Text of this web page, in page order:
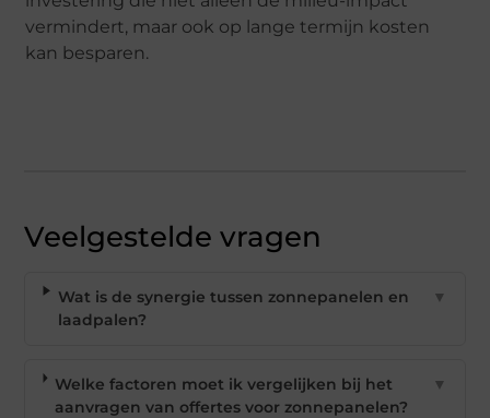
vermindert, maar ook op lange termijn kosten
kan besparen.
Veelgestelde vragen
Wat is de synergie tussen zonnepanelen en
laadpalen?
▼
Welke factoren moet ik vergelijken bij het
aanvragen van offertes voor zonnepanelen?
▼